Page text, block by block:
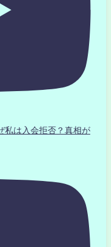
は入会拒否？真相が